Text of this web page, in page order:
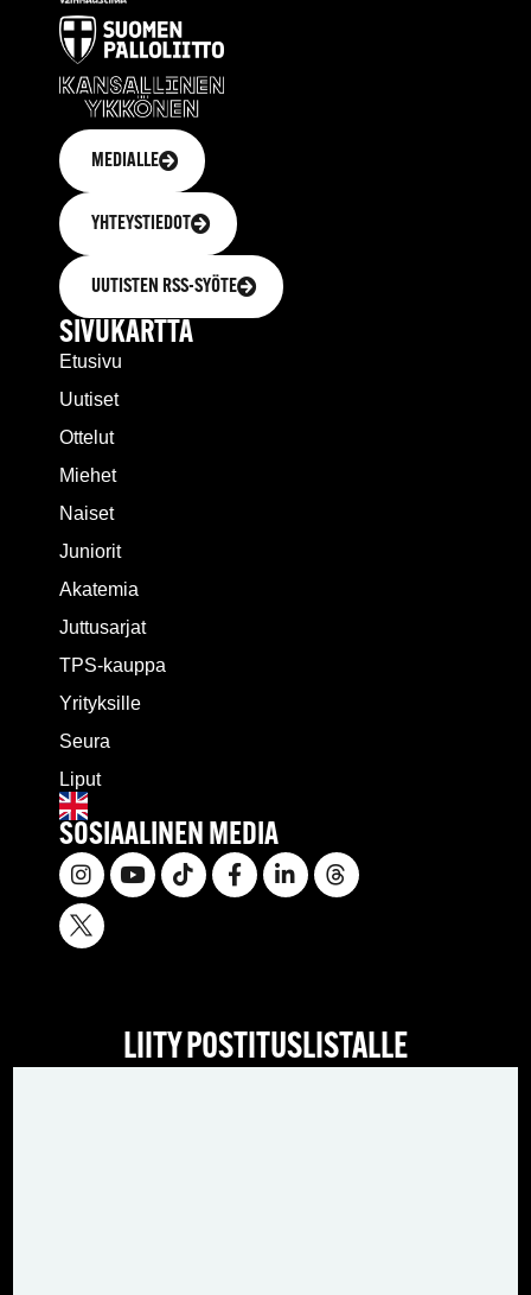
MEDIALLE
YHTEYSTIEDOT
UUTISTEN RSS-SYÖTE
SIVUKARTTA
Etusivu
Uutiset
Ottelut
Miehet
Naiset
Juniorit
Akatemia
Juttusarjat
TPS-kauppa
Yrityksille
Seura
Liput
SOSIAALINEN MEDIA
LIITY POSTITUSLISTALLE